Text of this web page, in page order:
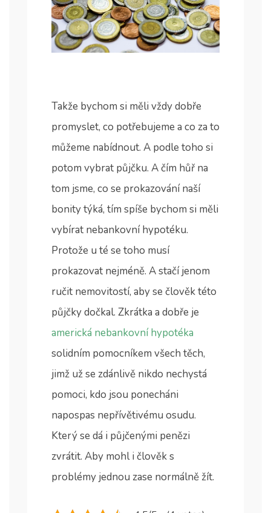
Takže bychom si měli vždy dobře
promyslet, co potřebujeme a co za to
můžeme nabídnout. A podle toho si
potom vybrat půjčku. A čím hůř na
tom jsme, co se prokazování naší
bonity týká, tím spíše bychom si měli
vybírat nebankovní hypotéku.
Protože u té se toho musí
prokazovat nejméně. A stačí jenom
ručit nemovitostí, aby se člověk této
půjčky dočkal. Zkrátka a dobře je
americká nebankovní hypotéka
solidním pomocníkem všech těch,
jimž už se zdánlivě nikdo nechystá
pomoci, kdo jsou ponecháni
napospas nepřívětivému osudu.
Který se dá i půjčenými penězi
zvrátit. Aby mohl i člověk s
problémy jednou zase normálně žít.